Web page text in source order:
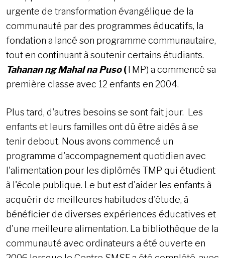
urgente de transformation évangélique de la
communauté par des programmes éducatifs, la
fondation a lancé son programme communautaire,
tout en continuant à soutenir certains étudiants.
Tahanan ng Mahal na Puso(TMP) a commencé sa
première classe avec 12 enfants en 2004.
Plus tard, d'autres besoins se sont fait jour. Les
enfants et leurs familles ont dû être aidés à se
tenir debout. Nous avons commencé un
programme d'accompagnement quotidien avec
l'alimentation pour les diplômés TMP qui étudient
à l'école publique. Le but est d'aider les enfants à
acquérir de meilleures habitudes d'étude, à
bénéficier de diverses expériences éducatives et
d'une meilleure alimentation. La bibliothèque de la
communauté avec ordinateurs a été ouverte en